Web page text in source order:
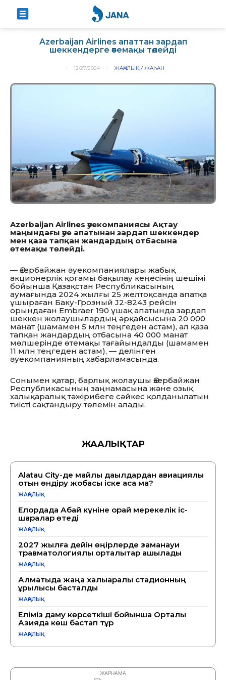
Azerbaijan Airlines апаттан зардап
шеккендерге өтемақы төлейді
12/27/2024 ЖАҢАЛЫҚ ЖАҺАН
Azerbaijan Airlines әуекомпаниясы Ақтау
маңындағы әуе апатынан зардап шеккендер
мен қаза тапқан жандардың отбасына
өтемақы төлейді.
— Әзербайжан әуекомпаниялары жабық
акционерлік қоғамы бақылау кеңесінің шешімі
бойынша Қазақстан Республикасының
аумағында 2024 жылғы 25 желтоқсанда апатқа
ұшыраған Баку-Грозный J2-8243 рейсін
орындаған Embraer 190 ұшақ апатында зардап
шеккен жолаушылардың әрқайсысына 20 000
манат (шамамен 5 млн теңгеден астам), ал қаза
тапқан жандардың отбасына 40 000 манат
мөлшерінде өтемақы тағайындалды (шамамен
11 млн теңгеден астам), — делінген
әуекомпанияның хабарламасында.
Сонымен қатар, барлық жолаушы Әзербайжан
Республикасының заңнамасына және озық
халықаралық тәжірибеге сәйкес қолданылатын
тиісті сақтандыру төлемін алады.
ЖАҢАЛЫҚТАР
Alatau City-де майлы дақылдардан авиациялық
отын өндіру жобасы іске аса ма?
ЖАҢАЛЫҚ
Елордада Абай күніне орай мерекелік іс-
шаралар өтеді
ЖАҢАЛЫҚ
2027 жылға дейін өңірлерде заманауи
травматологиялық орталықтар ашылады
ЖАҢАЛЫҚ
Алматыда жаңа халықаралық стадионның
құрылысы басталды
ЖАҢАЛЫҚ
Еліміз даму көрсеткіші бойынша Орталық
Азияда көш бастап тұр
ЖАҢАЛЫҚ
ЖАРНАМА